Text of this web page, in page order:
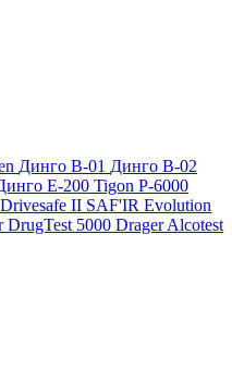
Динго В-01 Динго В-02
Е-200 Tigon P-6000
Drivesafe II SAF'IR Evolution
DrugTest 5000 Drager Alcotest